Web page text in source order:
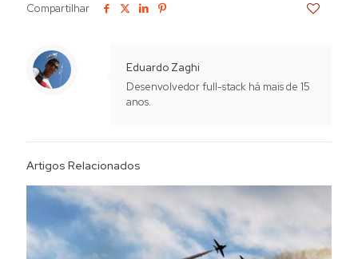
Compartilhar
Eduardo Zaghi
Desenvolvedor full-stack há mais de 15
anos.
Artigos Relacionados